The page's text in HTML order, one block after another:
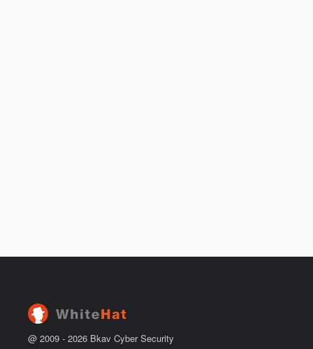
@ 2009 - 2026 Bkav Cyber Security